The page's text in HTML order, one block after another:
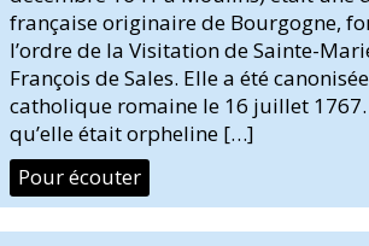
française originaire de Bourgogne,
l’ordre de la Visitation de Sainte-
François de Sales. Elle a été
catholique romaine le 16 juillet
qu’elle était orpheline […]
Pour écouter